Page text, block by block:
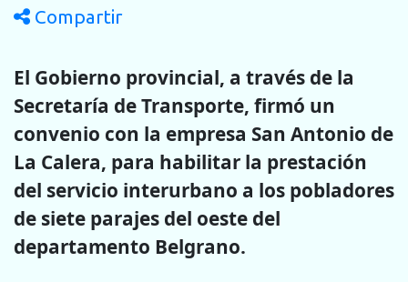
Compartir
El Gobierno provincial, a través de la
Secretaría de Transporte, firmó un
convenio con la empresa San Antonio de
La Calera, para habilitar la prestación
del servicio interurbano a los pobladores
de siete parajes del oeste del
departamento Belgrano.